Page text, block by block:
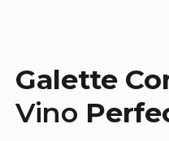
Galette
Vino